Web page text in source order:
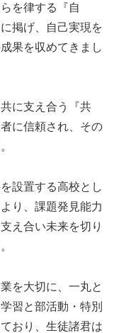
を律する『自
掲げ、自己実現を
果を収めてきまし
に支え合う『共
に信頼され、その
設置する高校とし
り、課題発見能力
え合い未来を切り
を大切に、一丸と
習と部活動・特別
おり、生徒諸君は